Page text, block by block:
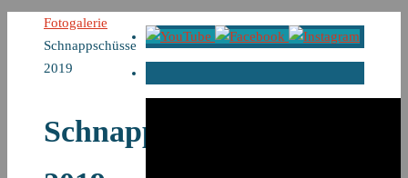
Start
Fotogalerie
Schnappschüsse
2019
Schnappschüsse